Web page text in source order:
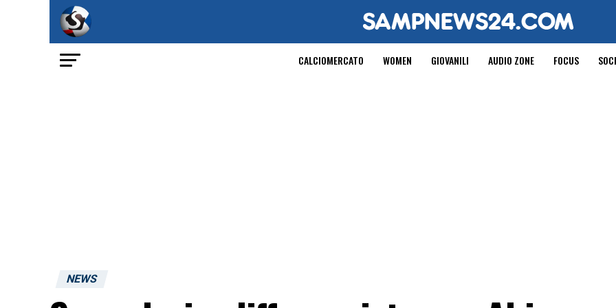
CALCIOMERCATO WOMEN GIOVANILI AUDIO ZONE FOCUS
NEWS